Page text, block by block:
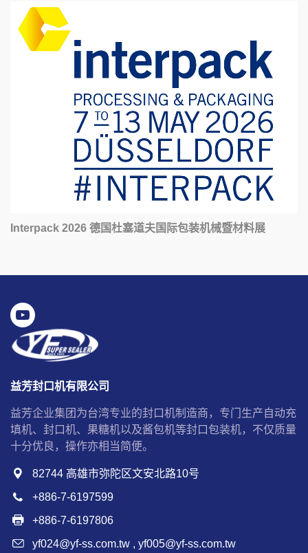
Interpack 2026 德国杜塞道夫国际包装机械暨材料展
益芳封口机有限公司
益芳企业集团为台湾专业的封口机制造商，专门生产自动充
填机、封口机、果糖机以及酱包机等封口包装机，不仅质量
十分优良，操作亦相当简便。
82744 高雄市弥陀区文安北路10号
+886-7-6197599
+886-7-6197806
yf024@yf-ss.com.tw , yf005@yf-ss.com.tw